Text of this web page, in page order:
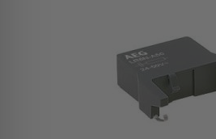
ATTIVITÀ E MERCATI